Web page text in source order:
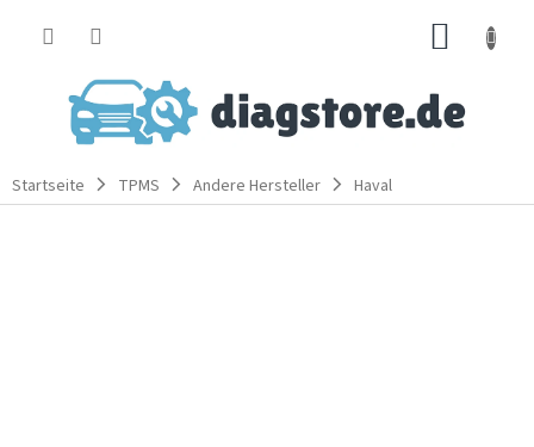
Startseite TPMS Andere Hersteller Haval